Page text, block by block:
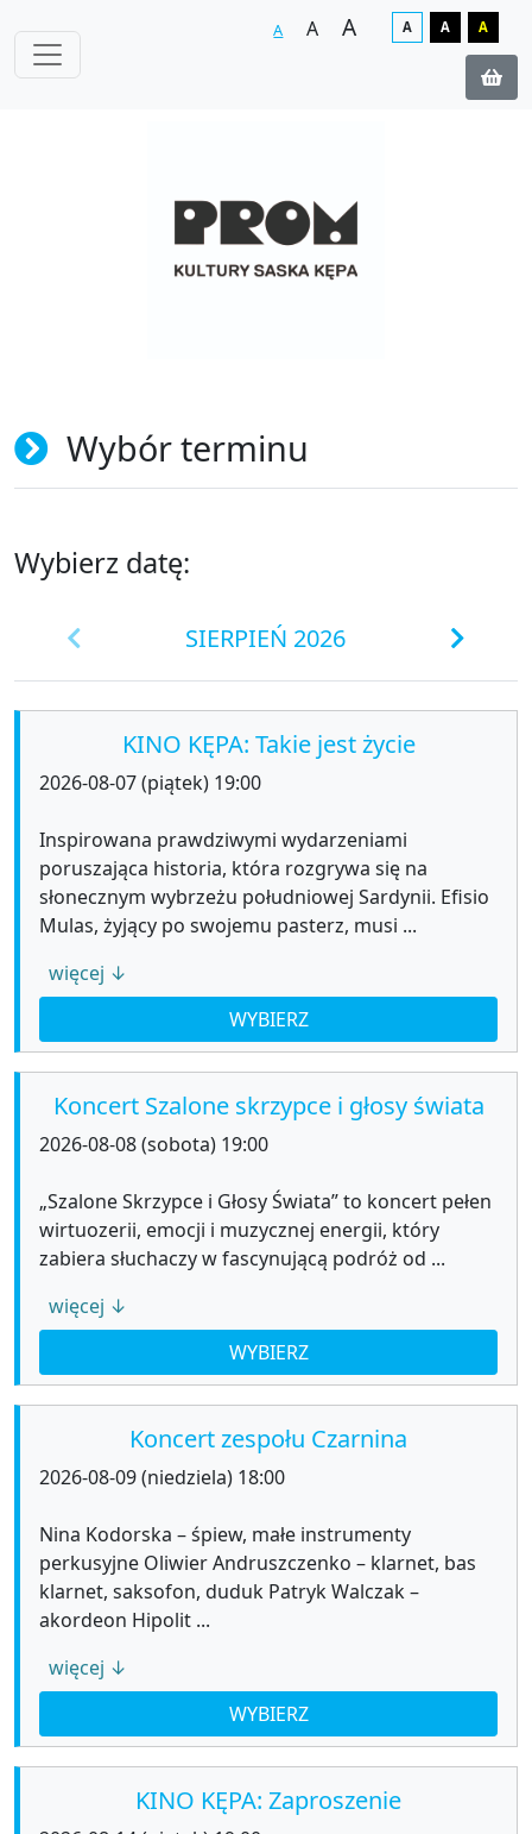
A A A A A A
Wybór terminu
Wybierz datę:
SIERPIEŃ 2026
KINO KĘPA: Takie jest życie
2026-08-07 (piątek) 19:00
Inspirowana prawdziwymi wydarzeniami
poruszająca historia, która rozgrywa się na
słonecznym wybrzeżu południowej Sardynii. Efisio
Mulas, żyjący po swojemu pasterz, musi ...
więcej ↓
WYBIERZ
Koncert Szalone skrzypce i głosy świata
2026-08-08 (sobota) 19:00
„Szalone Skrzypce i Głosy Świata” to koncert pełen
wirtuozerii, emocji i muzycznej energii, który
zabiera słuchaczy w fascynującą podróż od ...
więcej ↓
WYBIERZ
Koncert zespołu Czarnina
2026-08-09 (niedziela) 18:00
Nina Kodorska – śpiew, małe instrumenty
perkusyjne Oliwier Andruszczenko – klarnet, bas
klarnet, saksofon, duduk Patryk Walczak –
akordeon Hipolit ...
więcej ↓
WYBIERZ
KINO KĘPA: Zaproszenie